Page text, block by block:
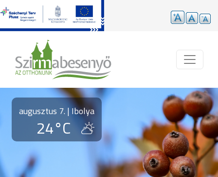
augusztus 7. | Ibolya
24°C